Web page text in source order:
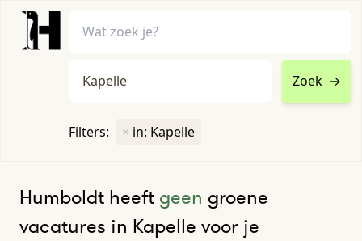
Zoek →
Filters: × in: Kapelle
Humboldt heeft geen groene
vacatures in Kapelle voor je